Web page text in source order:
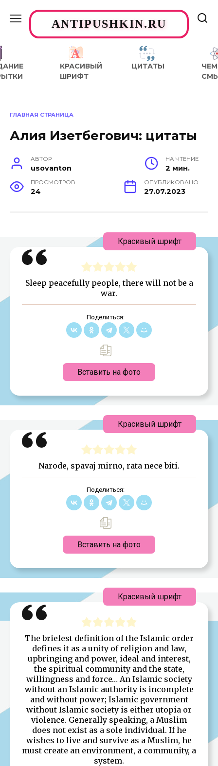
содержаниюANTIPUSHKIN.RU
КРАСИВЫЙ
ШРИФТ
ЦИТАТЫ
ЧЕМ
ГЛАВНАЯ СТРАНИЦА
Алия Изетбегович: цитаты
АВТОР
usovanton
НА ЧТЕНИЕ
2 мин.
ПРОСМОТРОВ
24
ОПУБЛИКОВАНО
27.07.2023
Sleep peacefully people, there will not be a
war.
Поделиться:
Вставить на фото
Красивый шрифт
Narode, spavaj mirno, rata nece biti.
Поделиться:
Вставить на фото
Красивый шрифт
The briefest definition of the Islamic order
defines it as a unity of religion and law,
upbringing and power, ideal and interest,
the spiritual community and the state,
willingness and force… An Islamic society
without an Islamic authority is incomplete
and without power; Islamic government
without Islamic society is either utopia or
violence. Generally speaking, a Muslim
does not exist as a sole individual. If he
wishes to live and survive as a Muslim, he
must create an environment, a community, a
system.
Красивый шрифт